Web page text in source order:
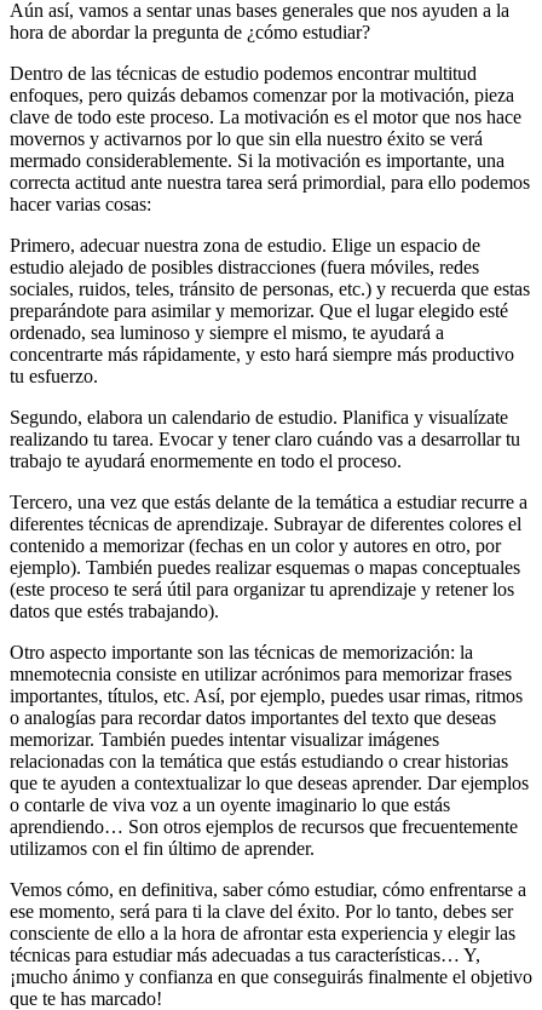
Aún así, vamos a sentar unas bases generales que nos ayuden a la
hora de abordar la pregunta de ¿cómo estudiar?
Dentro de las técnicas de estudio podemos encontrar multitud
enfoques, pero quizás debamos comenzar por la motivación, pieza
clave de todo este proceso. La motivación es el motor que nos hace
movernos y activarnos por lo que sin ella nuestro éxito se verá
mermado considerablemente. Si la motivación es importante, una
correcta actitud ante nuestra tarea será primordial, para ello podemos
hacer varias cosas:
Primero, adecuar nuestra zona de estudio. Elige un espacio de
estudio alejado de posibles distracciones (fuera móviles, redes
sociales, ruidos, teles, tránsito de personas, etc.) y recuerda que estas
preparándote para asimilar y memorizar. Que el lugar elegido esté
ordenado, sea luminoso y siempre el mismo, te ayudará a
concentrarte más rápidamente, y esto hará siempre más productivo
tu esfuerzo.
Segundo, elabora un calendario de estudio. Planifica y visualízate
realizando tu tarea. Evocar y tener claro cuándo vas a desarrollar tu
trabajo te ayudará enormemente en todo el proceso.
Tercero, una vez que estás delante de la temática a estudiar recurre a
diferentes técnicas de aprendizaje. Subrayar de diferentes colores el
contenido a memorizar (fechas en un color y autores en otro, por
ejemplo). También puedes realizar esquemas o mapas conceptuales
(este proceso te será útil para organizar tu aprendizaje y retener los
datos que estés trabajando).
Otro aspecto importante son las técnicas de memorización: la
mnemotecnia consiste en utilizar acrónimos para memorizar frases
importantes, títulos, etc. Así, por ejemplo, puedes usar rimas, ritmos
o analogías para recordar datos importantes del texto que deseas
memorizar. También puedes intentar visualizar imágenes
relacionadas con la temática que estás estudiando o crear historias
que te ayuden a contextualizar lo que deseas aprender. Dar ejemplos
o contarle de viva voz a un oyente imaginario lo que estás
aprendiendo… Son otros ejemplos de recursos que frecuentemente
utilizamos con el fin último de aprender.
Vemos cómo, en definitiva, saber cómo estudiar, cómo enfrentarse a
ese momento, será para ti la clave del éxito. Por lo tanto, debes ser
consciente de ello a la hora de afrontar esta experiencia y elegir las
técnicas para estudiar más adecuadas a tus características… Y,
¡mucho ánimo y confianza en que conseguirás finalmente el objetivo
que te has marcado!